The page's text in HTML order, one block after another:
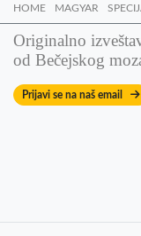
HOME MAGYAR
Originalno
od Bečejskog
Prijavi se na naš email